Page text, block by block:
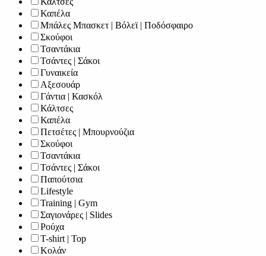
Καπέλα
Μπάλες Μπασκετ | Βόλεϊ | Ποδόσφαιρο
Σκούφοι
Τσαντάκια
Τσάντες | Σάκοι
Γυναικεία
Αξεσουάρ
Γάντια | Κασκόλ
Κάλτσες
Καπέλα
Πετσέτες | Μπουρνούζια
Σκούφοι
Τσαντάκια
Τσάντες | Σάκοι
Παπούτσια
Lifestyle
Training | Gym
Σαγιονάρες | Slides
Ρούχα
T-shirt | Top
Κολάν